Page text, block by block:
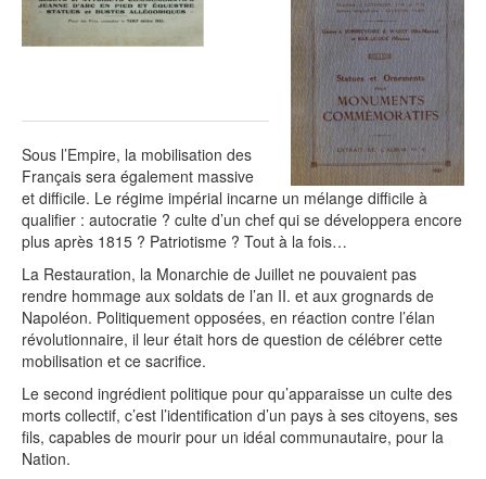
Sous l’Empire, la mobilisation des
Français sera également massive
et difficile. Le régime impérial incarne un mélange difficile à
qualifier : autocratie ? culte d’un chef qui se développera encore
plus après 1815 ? Patriotisme ? Tout à la fois…
La Restauration, la Monarchie de Juillet ne pouvaient pas
rendre hommage aux soldats de l’an II. et aux grognards de
Napoléon. Politiquement opposées, en réaction contre l’élan
révolutionnaire, il leur était hors de question de célébrer cette
mobilisation et ce sacrifice.
Le second ingrédient politique pour qu’apparaisse un culte des
morts collectif, c’est l’identification d’un pays à ses citoyens, ses
fils, capables de mourir pour un idéal communautaire, pour la
Nation.